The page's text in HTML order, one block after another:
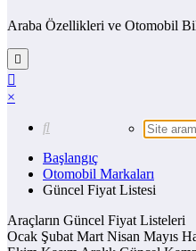
Araba Özellikleri ve Otomobil
×
Başlangıç
Otomobil Markaları
Güncel Fiyat Listesi
Araçların Güncel Fiyat Listeleri
Ocak Şubat Mart Nisan Mayıs